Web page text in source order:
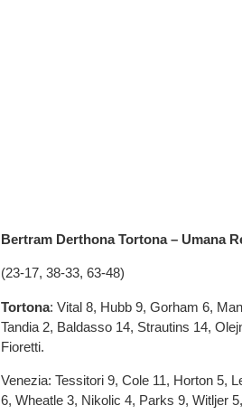
Bertram Derthona Tortona – Umana
(23-17, 38-33, 63-48)
Tortona: Vital 8, Hubb 9, Gorham 6,
Tandia 2, Baldasso 14, Strautins 14,
Fioretti.
Venezia: Tessitori 9, Cole 11, Horton 5,
6, Wheatle 3, Nikolic 4, Parks 9, Witljer